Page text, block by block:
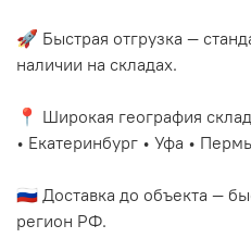
🚀 Быстрая отгрузка —
наличии на складах.
📍 Широкая география
• Екатеринбург • Уфа •
🇷🇺 Доставка до объекта —
регион РФ.